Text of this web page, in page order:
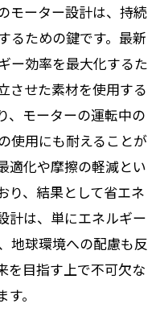
モーター設計は、持続
るための鍵です。最新
ー効率を最大化するた
させた素材を使用する
、モーターの運転中の
使用にも耐えることが
適化や摩擦の軽減とい
り、結果として省エネ
計は、単にエネルギー
地球環境への配慮も反
を目指す上で不可欠な
。